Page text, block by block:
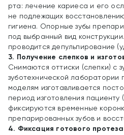
рта: лечение кариеса и его
не подлежащих
гигиена. Опорные зубы
под выбранный вид
проводится депульпирование
3. Получение слепков и
Снимаются оттиски (слепки) с
зуботехнической лаборатории
моделям изготавливается
период изготовления пациенту
фиксируются временные
препарированных зубов и
4. Фиксация готового